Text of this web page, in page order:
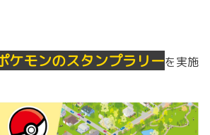
ケモンのスタンプラリーを実施